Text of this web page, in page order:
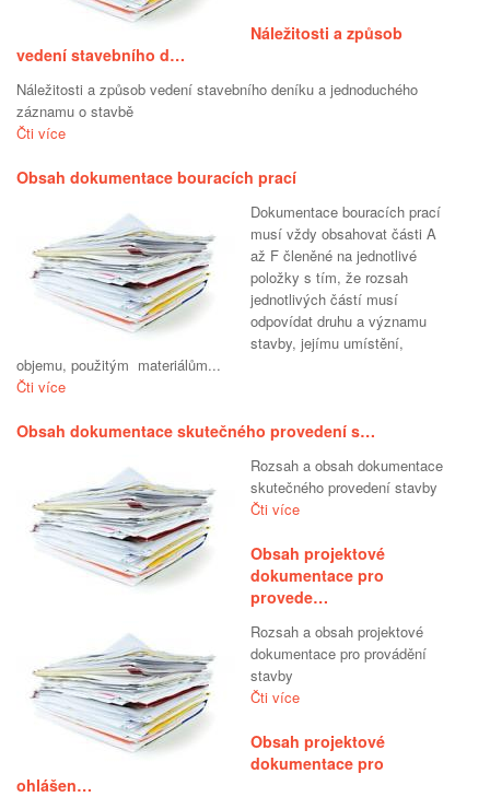
Náležitosti a způsob
vedení stavebního d…
Náležitosti a způsob vedení stavebního deníku a jednoduchého
záznamu o stavbě
Čti více
Obsah dokumentace bouracích prací
Dokumentace bouracích prací
musí vždy obsahovat části A
až F členěné na jednotlivé
položky s tím, že rozsah
jednotlivých částí musí
odpovídat druhu a významu
stavby, jejímu umístění,
objemu, použitým materiálům...
Čti více
Obsah dokumentace skutečného provedení s…
Rozsah a obsah dokumentace
skutečného provedení stavby
Čti více
Obsah projektové
dokumentace pro
provede…
Rozsah a obsah projektové
dokumentace pro provádění
stavby
Čti více
Obsah projektové
dokumentace pro
ohlášen…